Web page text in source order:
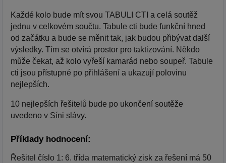
Každé kolo bude mít svou TABULI CTI a celá soutěž
jednu v celkovém součtu. Tabule cti bude funkční hned
od začátku a bude se měnit tak, jak budou přibývat další
výsledky. Tím se otvírá prostor pro taktizování. Někdo
může čekat, až kolo vyřeší kamarád nebo soupeř. Tabule
cti jsou přístupné po přihlášení a ukazují polovinu
nejlepších.
10 nejlepších řešitelů bude po ukončení soutěže
uvedeno v Síni slávy.
Příklady hodnocení:
Řešitel číslo 1: 6. třída matematický zisk za řešení má 50